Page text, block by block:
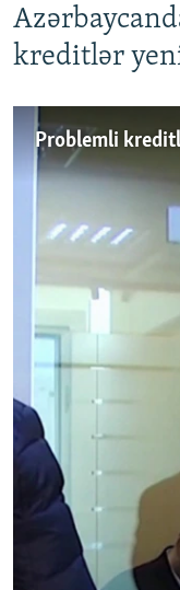
kreditlər
Problemli
No media